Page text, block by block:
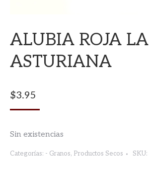
ALUBIA ROJA LA
ASTURIANA
$3.95
Sin existencias
Categorías: - Granos, Productos Secos SKU: